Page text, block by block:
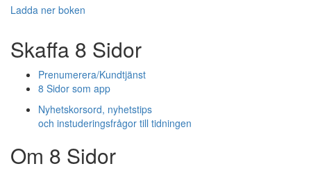
Ladda ner boken
Skaffa 8 Sidor
Prenumerera/Kundtjänst
8 Sidor som app
Nyhetskorsord, nyhetstips
och instuderingsfrågor till tidningen
Om 8 Sidor